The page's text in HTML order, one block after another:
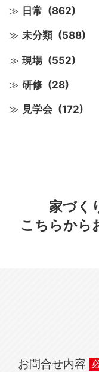
日常 (862)
未分類 (588)
現場 (552)
研修 (28)
見学会 (172)
家づく
こちらから
お問合せ内容